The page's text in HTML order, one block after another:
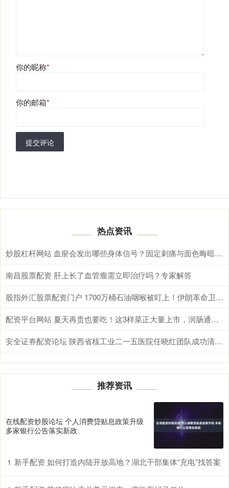
你的昵称*
你的邮箱*
提交评论
热点资讯
炒股杠杆网站 血瘀会发出哪些身体信号？固定刺痛与面色晦暗需综合辨别
南昌股票配资 肝上长了血管瘤需立即治疗吗？专家解答
股指外汇股票配资门户 1700万桶石油咽喉被盯上！伊朗革命卫队总司令亲临霍尔木兹，释放最强威慑信号
配资平台网站 夏天再贵也要吃！这3样菜正大量上市，润肠通便，全家都受益！
安全证券配资论坛 陕西省核工业二一五医院任晓红团队成功清除罕见静脉内平滑肌瘤病
推荐资讯
在线配资炒股论坛 个人消费贷贴息政策升级
多家银行公告落实新政
1 新手配资 如何打造内陆开放高地？湖北干部集体“充电”找答案